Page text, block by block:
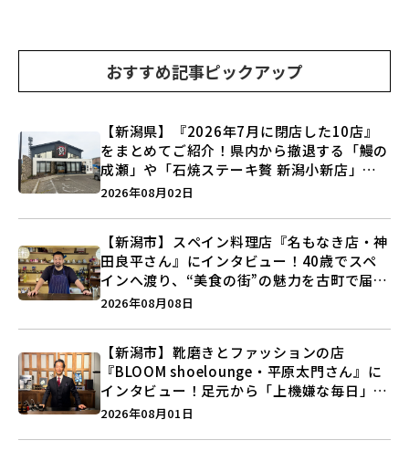
おすすめ記事ピックアップ
【新潟県】『2026年7月に閉店した10店』
をまとめてご紹介！県内から撤退する「鰻の
成瀬」や「石焼ステーキ贅 新潟小新店」が
営業に幕…。
2026年08月02日
【新潟市】スペイン料理店『名もなき店・神
田良平さん』にインタビュー！40歳でスペ
インへ渡り、“美食の街”の魅力を古町で届け
る♪
2026年08月08日
【新潟市】靴磨きとファッションの店
『BLOOM shoelounge・平原太門さん』に
インタビュー！足元から「上機嫌な毎日」を
つくる装いの提案とは？
2026年08月01日